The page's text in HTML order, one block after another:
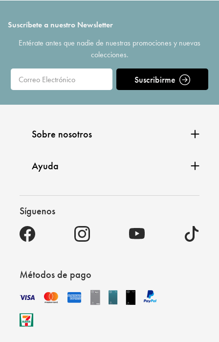
Suscríbete a nuestro Newsletter
Entérate antes que nadie de nuestras promociones y nuevas
colecciones.
Suscribirme
Sobre nosotros
Ayuda
Síguenos
Métodos de pago